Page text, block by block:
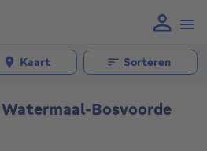
Kaart Sorteren
Bosvoorde